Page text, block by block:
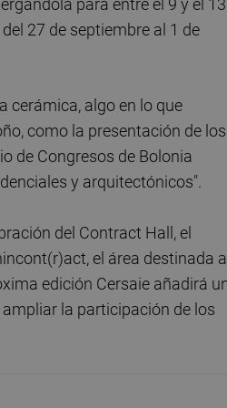
para entre el 9 y el 13
27 de septiembre al 1 de
cerámica, algo en lo que
como la presentación de los
de Congresos de Bolonia
y arquitectónicos".
del Contract Hall, el
el área destinada a
edición Cersaie añadirá
la participación de los